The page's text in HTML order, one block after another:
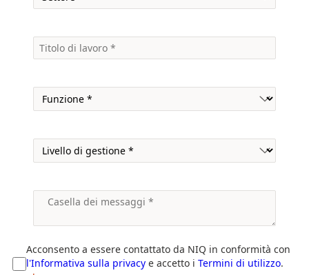
Acconsento a essere contattato da NIQ in conformità con
l'Informativa sulla privacy e accetto i Termini di utilizzo.